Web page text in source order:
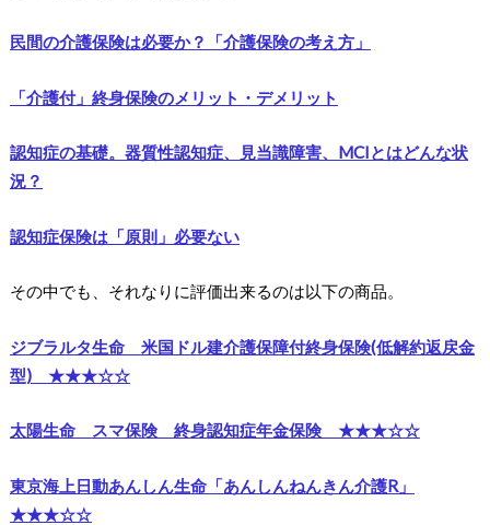
民間の介護保険は必要か？「介護保険の考え方」
「介護付」終身保険のメリット・デメリット
認知症の基礎。器質性認知症、見当識障害、MCIとはどんな状
況？
認知症保険は「原則」必要ない
その中でも、それなりに評価出来るのは以下の商品。
ジブラルタ生命 米国ドル建介護保障付終身保険(低解約返戻金
型) ★★★☆☆
太陽生命 スマ保険 終身認知症年金保険 ★★★☆☆
東京海上日動あんしん生命「あんしんねんきん介護R」
★★★☆☆